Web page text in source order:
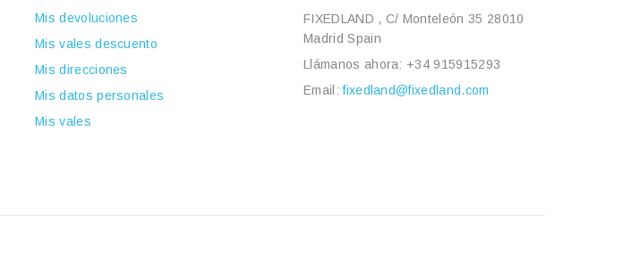
Mis devoluciones
Mis vales descuento
Mis direcciones
Mis datos personales
Mis vales
FIXEDLAND , C/ Monteleón 35 28010
Madrid Spain
Llámanos ahora: +34 915915293
Email:fixedland@fixedland.com